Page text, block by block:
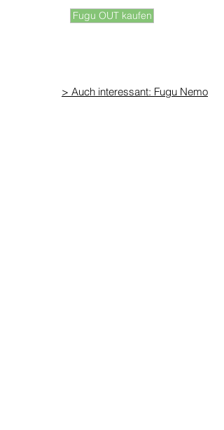
Fugu OUT kaufen
> Auch interessant: Fugu Nemo